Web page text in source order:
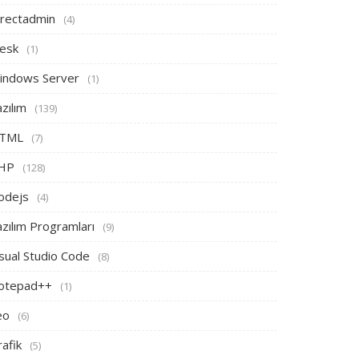
(4)
(1)
Server (1)
(139)
(7)
(128)
(4)
Programları (9)
Studio Code (8)
(1)
(6)
(5)